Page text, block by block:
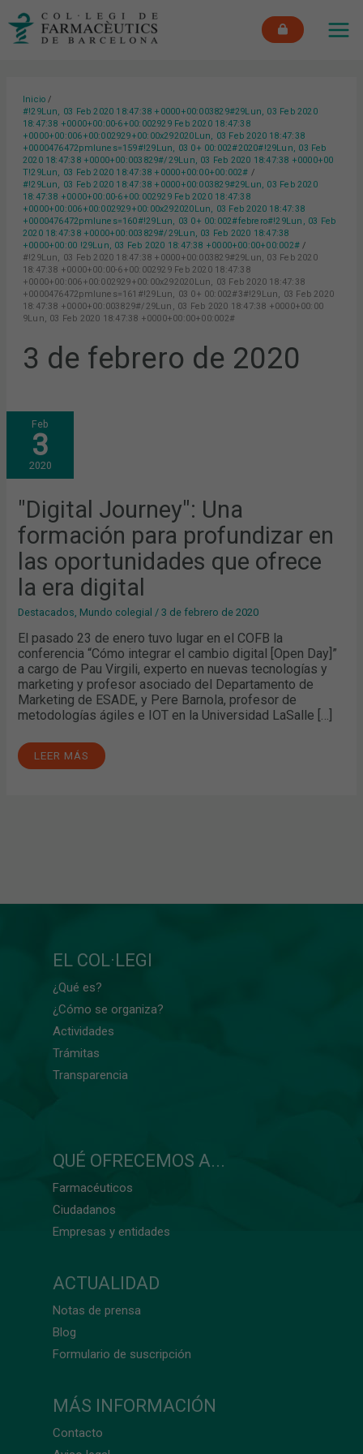
Inicio
#!29Lun, 03 Feb 2020 18:47:38 +0000+00:003829#29Lun, 03 Feb 2020
18:47:38 +0000+00:00-6+00:002929 Feb 2020 18:47:38
+0000+00:006+00:002929+00:00x292020Lun, 03 Feb 2020 18:47:38
+0000476472pmlunes=159#!29Lun, 03 0+ 00:002#2020#!29Lun, 03 Feb
2020 18:47:38 +0000+00:003829#/29Lun, 03 Feb 2020 18:47:38 +0000+00
T!29Lun, 03 Feb 2020 18:47:38 +0000+00:00+00:002#
#!29Lun, 03 Feb 2020 18:47:38 +0000+00:003829#29Lun, 03 Feb 2020
18:47:38 +0000+00:00-6+00:002929 Feb 2020 18:47:38
+0000+00:006+00:002929+00:00x292020Lun, 03 Feb 2020 18:47:38
+0000476472pmlunes=160#!29Lun, 03 0+ 00:002#febrero#!29Lun, 03 Feb
2020 18:47:38 +0000+00:003829#/29Lun, 03 Feb 2020 18:47:38
+0000+00:00 !29Lun, 03 Feb 2020 18:47:38 +0000+00:00+00:002#
#!29Lun, 03 Feb 2020 18:47:38 +0000+00:003829#29Lun, 03 Feb 2020
18:47:38 +0000+00:00-6+00:002929 Feb 2020 18:47:38
+0000+00:006+00:002929+00:00x292020Lun, 03 Feb 2020 18:47:38
+0000476472pmlunes=161#!29Lun, 03 0+ 00:002#3#!29Lun, 03 Feb 2020
18:47:38 +0000+00:003829#/29Lun, 03 Feb 2020 18:47:38 +0000+00:00
9Lun, 03 Feb 2020 18:47:38 +0000+00:00+00:002#
3 de febrero de 2020
Feb
3
2020
"Digital Journey": Una
formación para profundizar en
las oportunidades que ofrece
la era digital
Destacados Mundo colegial /3 de febrero de 2020
El pasado 23 de enero tuvo lugar en el COFB la
conferencia “Cómo integrar el cambio digital [Open Day]”
a cargo de Pau Virgili, experto en nuevas tecnologías y
marketing y profesor asociado del Departamento de
Marketing de ESADE, y Pere Barnola, profesor de
metodologías ágiles e IOT en la Universidad LaSalle […]
"DIGITAL
JOURNEY":
UNA
FORMACIÓN
PARA
PROFUNDIZAR
EN
OPORTUNIDADES
QUE
OFRECE
LA
ERA
LEER MÁS
EL COL·LEGI
¿Qué es?
¿Cómo se organiza?
Actividades
Trámitas
Transparencia
QUÉ OFRECEMOS A...
Farmacéuticos
Ciudadanos
Empresas y entidades
ACTUALIDAD
Notas de prensa
Blog
Formulario de suscripción
MÁS INFORMACIÓN
Contacto